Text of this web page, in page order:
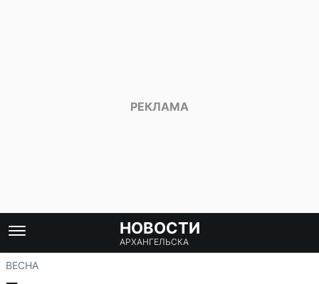
НОВОСТИ
АРХАНГЕЛЬСКА
ВЕСНА